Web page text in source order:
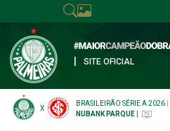
SITE OFICIAL
X
BRASILEIRÃO SÉRIE A 2026
NUBANK PARQUE